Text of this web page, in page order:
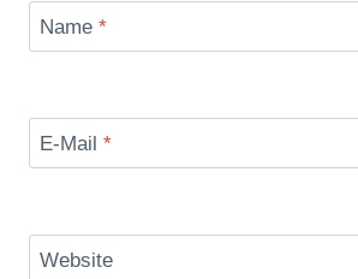
Name *
E-Mail *
Website